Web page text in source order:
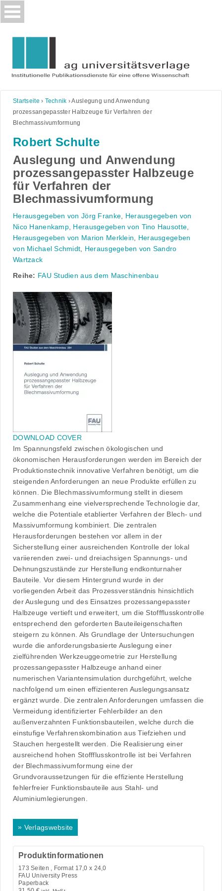
Skip
to
Startseite › Technik ›Auslegung und Anwendung
prozessangepasster Halbzeuge für Verfahren der
Blechmassivumformung
Robert Schulte
Auslegung und Anwendung
prozessangepasster Halbzeuge
für Verfahren der
Blechmassivumformung
Herausgegeben von Jörg Franke, Herausgegeben von
Nico Hanenkamp, Herausgegeben von Tino Hausotte,
Herausgegeben von Marion Merklein, Herausgegeben
von Michael Schmidt, Herausgegeben von Sandro
Wartzack
Reihe: FAU Studien aus dem Maschinenbau
DOWNLOAD COVER
Im Spannungsfeld zwischen ökologischen und
ökonomischen Herausforderungen werden im Bereich der
Produktionstechnik innovative Verfahren benötigt, um die
steigenden Anforderungen an neue Produkte erfüllen zu
können. Die Blechmassivumformung stellt in diesem
Zusammenhang eine vielversprechende Technologie dar,
welche die Potentiale etablierter Verfahren der Blech- und
Massivumformung kombiniert. Die zentralen
Herausforderungen bestehen vor allem in der
Sicherstellung einer ausreichenden Kontrolle der lokal
variierenden zwei- und dreiachsigen Spannungs- und
Dehnungszustände zur Herstellung endkonturnaher
Bauteile. Vor diesem Hintergrund wurde in der
vorliegenden Arbeit das Prozessverständnis hinsichtlich
der Auslegung und des Einsatzes prozessangepasster
Halbzeuge vertieft und erweitert, um die Stoffflusskontrolle
entsprechend den geforderten Bauteileigenschaften
steigern zu können. Als Grundlage der Untersuchungen
wurde die anforderungsbasierte Auslegung einer
zielführenden Werkzeuggeometrie zur Herstellung
prozessangepasster Halbzeuge anhand einer
numerischen Variantensimulation durchgeführt, welche
nachfolgend um einen effizienteren Auslegungsansatz
ergänzt wurde. Die zentralen Anforderungen umfassen die
Vermeidung identifizierter Fehlerbilder an den
außenverzahnten Funktionsbauteilen, welche durch die
einstufige Verfahrenskombination aus Tiefziehen und
Stauchen hergestellt werden. Die Realisierung einer
ausreichend hohen Stoffflusskontrolle ist bei Verfahren
der Blechmassivumformung eine der
Grundvoraussetzungen für die effiziente Herstellung
fehlerfreier Funktionsbauteile aus Stahl- und
Aluminiumlegierungen.
» Verlagswebsite
Produktinformationen
173 Seiten , Format 17,0 x 24,0
FAU University Press
Paperback